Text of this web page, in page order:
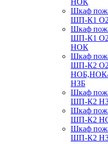
НОК
Шкаф
ШП-К1
Шкаф
ШП-К1
НОК
Шкаф
ШП-К2 О2
НЗБ
Шкаф
ШП-К2
Шкаф
ШП-К2
Шкаф
ШП-К2